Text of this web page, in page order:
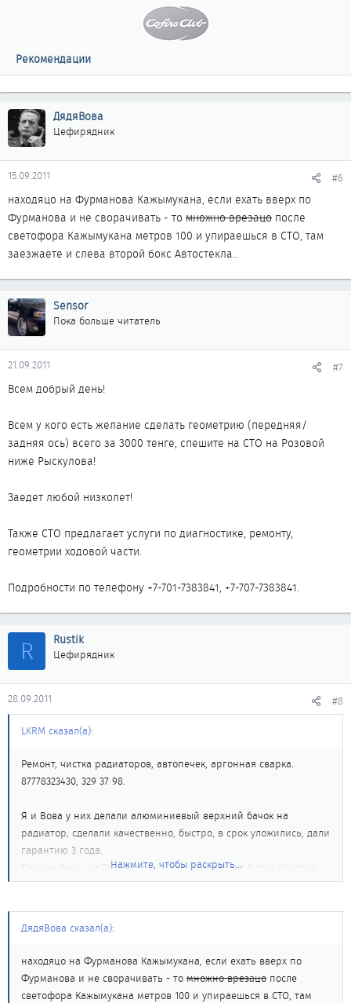
Рекомендации
ДядяВова
Цефирядник
15.09.2011 #6
находяцо на Фурманова Кажымукана, если ехать вверх по
Фурманова и не сворачивать - то множно врезацо после
светофора Кажымукана метров 100 и упираешься в СТО, там
заезжаете и слева второй бокс Автостекла..
Sensor
Пока больше читатель
21.09.2011 #7
Всем добрый день!
Всем у кого есть желание сделать геометрию (передняя/
задняя ось) всего за 3000 тенге, спешите на СТО на Розовой
ниже Рыскулова!
Заедет любой низколет!
Также СТО предлагает услуги по диагностике, ремонту,
геометрии ходовой части.
Подробности по телефону +7-701-7383841, +7-707-7383841.
R Rustik
Цефирядник
28.09.2011 #8
LKRM сказал(а):
Ремонт, чистка радиаторов, автопечек, аргонная сварка.
87778323430, 329 37 98.
Я и Вова у них делали алюминиевый верхний бачок на
радиатор, сделали качественно, быстро, в срок уложились, дали
гарантию 3 года.
Раньше были на Ташкентской-Розыбакиева, но Вовка говорит
что куда-то в район Ленина-Хаджимукана переехали.
Нажмите, чтобы раскрыть...
ДядяВова сказал(а):
находяцо на Фурманова Кажымукана, если ехать вверх по
Фурманова и не сворачивать - то множно врезацо после
светофора Кажымукана метров 100 и упираешься в СТО, там